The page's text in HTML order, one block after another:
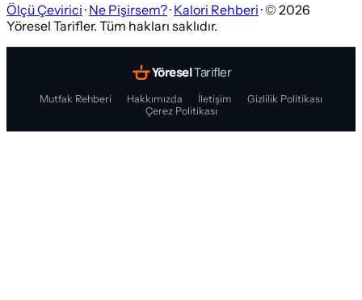
Ölçü Çevirici · Ne Pişirsem?· Kalori Rehberi · © 2026
Yöresel Tarifler. Tüm hakları saklıdır.
YöreselTarifler
Mutfak Rehberi Hakkımızda İletişim
Gizlilik Politikası
Çerez Politikası